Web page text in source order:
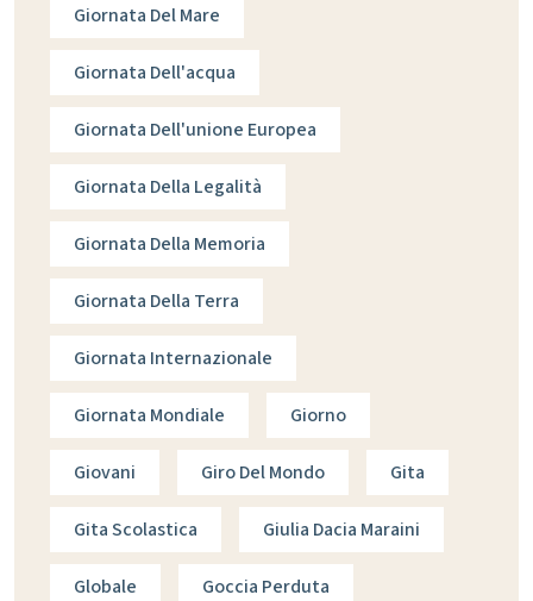
Giornata Del Mare
Giornata Dell'acqua
Giornata Dell'unione Europea
Giornata Della Legalità
Giornata Della Memoria
Giornata Della Terra
Giornata Internazionale
Giornata Mondiale Giorno
Giovani Giro Del Mondo Gita
Gita Scolastica Giulia Dacia Maraini
Globale Goccia Perduta